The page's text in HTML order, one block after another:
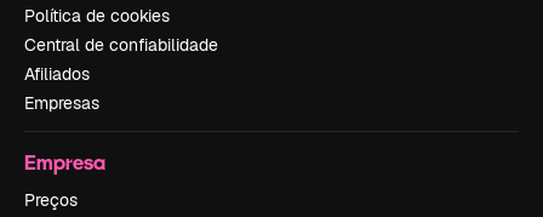
Política de cookies
Central de confiabilidade
Afiliados
Empresas
Empresa
Preços